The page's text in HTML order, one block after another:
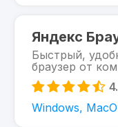
Яндекс
Быстрый,
браузер от
Windows,